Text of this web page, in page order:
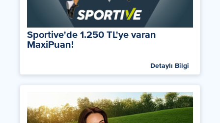
Sportive'de 1.250 TL'ye varan
MaxiPuan!
Detaylı Bilgi